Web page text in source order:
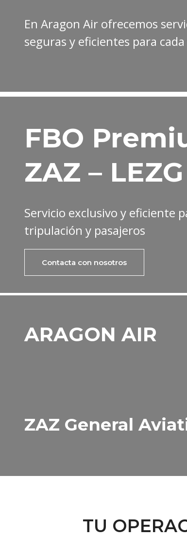
En Aragon Air ofrecemos
seguras y eficientes para
FBO
ZAZ – LEZG
Servicio exclusivo y eficiente
tripulación y pasajeros
Contacta con nosotros
ARAGON AIR
ZAZ General
TU